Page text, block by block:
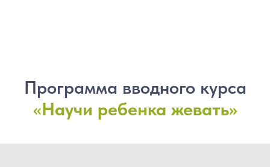
Программа вводного курса
«Научи ребенка жевать»